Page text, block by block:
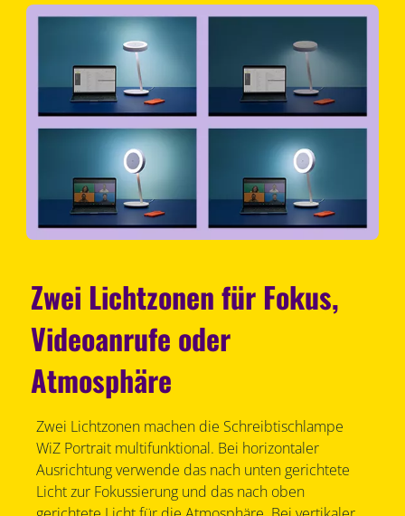
Zwei Lichtzonen für Fokus,
Videoanrufe oder
Atmosphäre
Zwei Lichtzonen machen die Schreibtischlampe
WiZ Portrait multifunktional. Bei horizontaler
Ausrichtung verwende das nach unten gerichtete
Licht zur Fokussierung und das nach oben